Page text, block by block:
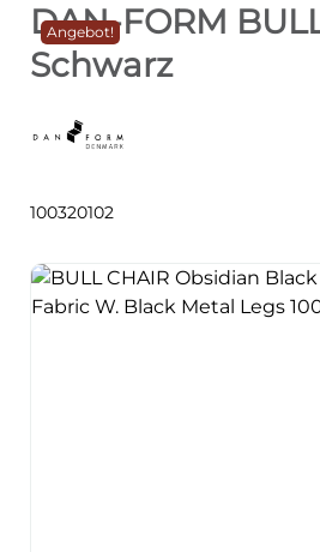
DAN-FORM
Schwarz
100320102
Angebot!